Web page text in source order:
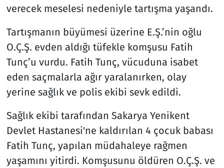
verecek meselesi nedeniyle tartışma yaşandı.
Tartışmanın büyümesi üzerine E.Ş.’nin oğlu
O.Ç.Ş. evden aldığı tüfekle komşusu Fatih
Tunç’u vurdu. Fatih Tunç, vücuduna isabet
eden saçmalarla ağır yaralanırken, olay
yerine sağlık ve polis ekibi sevk edildi.
Sağlık ekibi tarafından Sakarya Yenikent
Devlet Hastanesi'ne kaldırılan 4 çocuk babası
Fatih Tunç, yapılan müdahaleye rağmen
yaşamını yitirdi. Komşusunu öldüren O.Ç.Ş. ve
Televizyon